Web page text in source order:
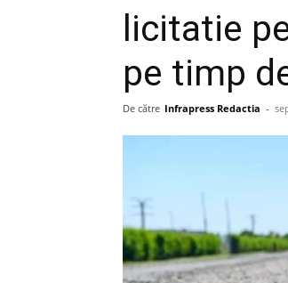
licitatie
pe timp
De către Infrapress Redactia -